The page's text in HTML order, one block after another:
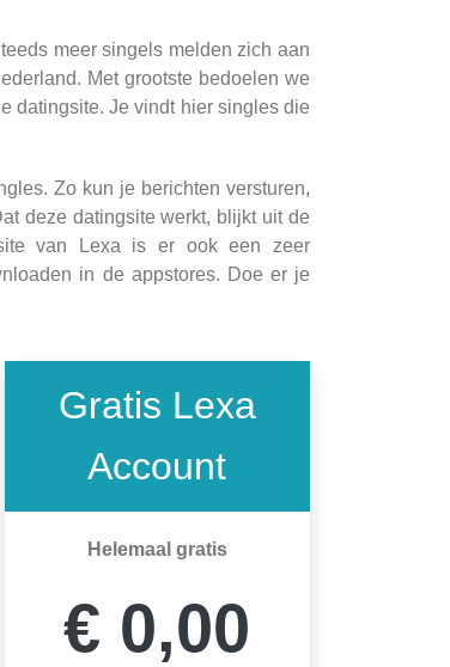
meer singels melden zich aan
Met grootste bedoelen we
datingsite. Je vindt hier singles die
Zo kun je berichten versturen,
deze datingsite werkt, blijkt uit de
van Lexa is er ook een zeer
in de appstores. Doe er je
Gratis Lexa
Account
Helemaal gratis
€ 0,00